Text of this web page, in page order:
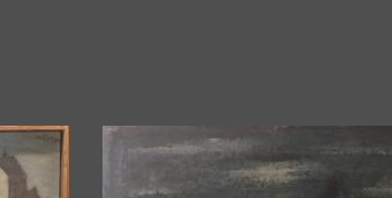
Afbeelding